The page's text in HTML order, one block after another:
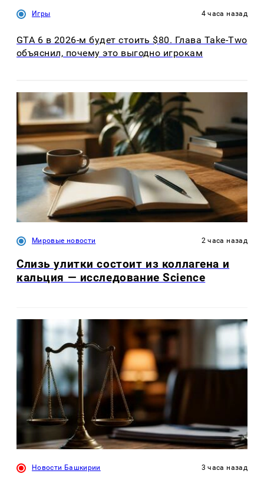
Игры 4 часа назад
GTA 6 в 2026-м будет стоить $80. Глава Take-Two
объяснил, почему это выгодно игрокам
Мировые новости 2 часа назад
Слизь улитки состоит из коллагена и
кальция — исследование Science
Новости Башкирии 3 часа назад